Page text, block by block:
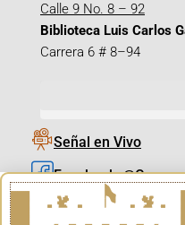
Calle 9 No. 8 – 92
Biblioteca Luis Carlos
Carrera 6 # 8–94
Señal en Vivo